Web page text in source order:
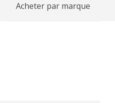
Acheter par marque